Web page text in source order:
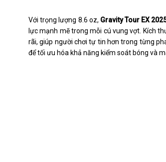
Với trọng lượng 8.6 oz, Gravity Tour EX
lực mạnh mẽ trong mỗi cú vung vợt. Kích
rãi, giúp người chơi tự tin hơn trong từng
để tối ưu hóa khả năng kiểm soát bóng và